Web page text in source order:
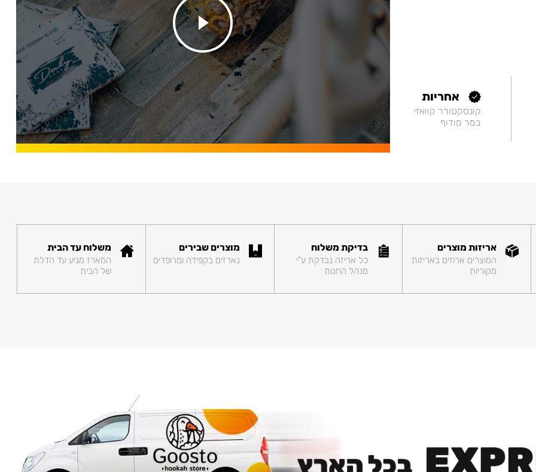
אחריות
קונסקטורר קוואזי
במר מודוף
אריזות מוצרים
המוצרים ארוזים באריזות
מקוריות
בדיקת משלוח
כל אריזה נבדקת ע"י
מנהל החנות
מוצרים שבירים
נארזים בקפידה ומרופדים
משלוח עד הבית
המארז מגיע עד הדלת
של הבית